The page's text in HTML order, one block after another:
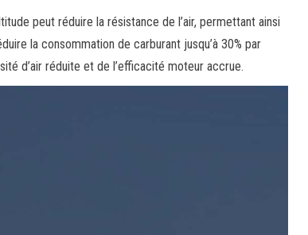
peut réduire la résistance de l’air, permettant ainsi
la consommation de carburant jusqu’à 30% par
d’air réduite et de l’efficacité moteur accrue.